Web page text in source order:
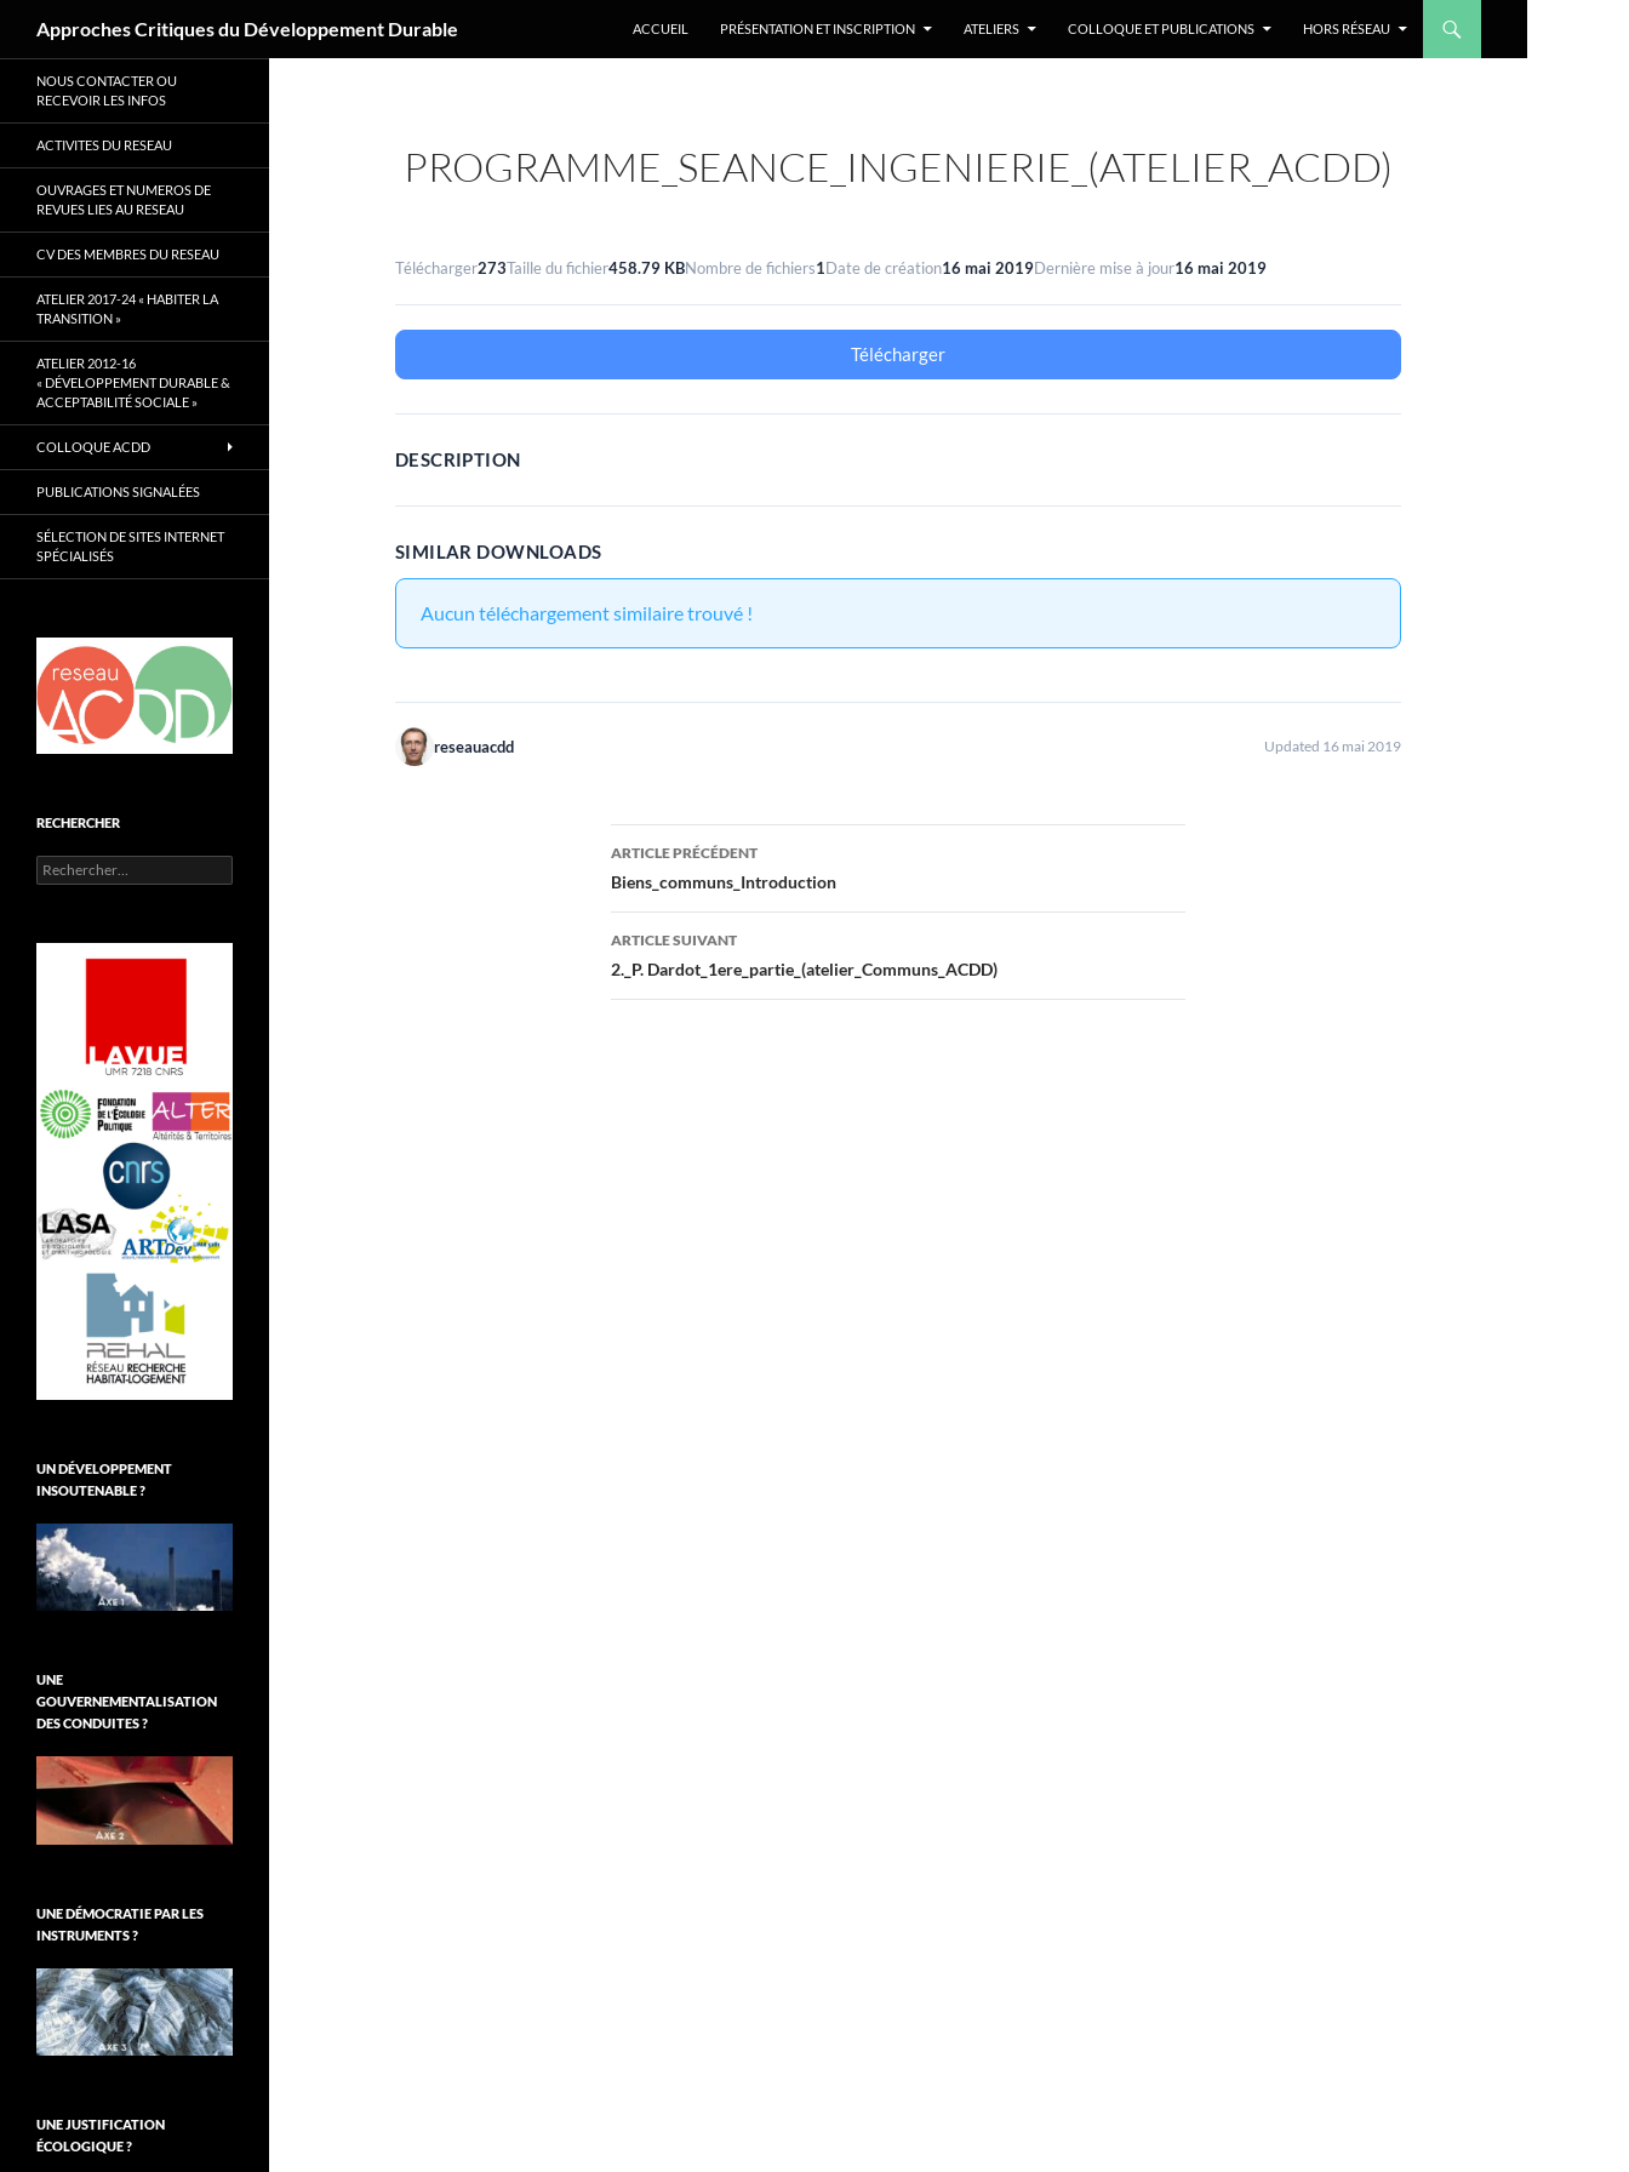
Aller
contenu
Approches Critiques du Développement Durable ACCUEIL PRÉSENTATION ET INSCRIPTION ATELIERS COLLOQUE ET PUBLICATIONS HORS RÉSEAU
PROGRAMME_SEANCE_INGENIERIE_(ATELIER_ACDD)
Télécharger273Taille du fichier458.79 KBNombre de fichiers1Date de création16 mai 2019Dernière mise à jour16 mai 2019
Télécharger
DESCRIPTION
SIMILAR DOWNLOADS
Aucun téléchargement similaire trouvé !
reseauacdd Updated 16 mai 2019
Navigation
des
articles
ARTICLE PRÉCÉDENT
Biens_communs_Introduction
ARTICLE SUIVANT
2._P. Dardot_1ere_partie_(atelier_Communs_ACDD)
NOUS CONTACTER OU
RECEVOIR LES INFOS
ACTIVITES DU RESEAU
OUVRAGES ET NUMEROS DE
REVUES LIES AU RESEAU
CV DES MEMBRES DU RESEAU
ATELIER 2017-24 « HABITER LA
TRANSITION »
ATELIER 2012-16
« DÉVELOPPEMENT DURABLE &
ACCEPTABILITÉ SOCIALE »
COLLOQUE ACDD
PUBLICATIONS SIGNALÉES
SÉLECTION DE SITES INTERNET
SPÉCIALISÉS
RECHERCHER
Rechercher :
UN DÉVELOPPEMENT
INSOUTENABLE ?
UNE
GOUVERNEMENTALISATION
DES CONDUITES ?
UNE DÉMOCRATIE PAR LES
INSTRUMENTS ?
UNE JUSTIFICATION
ÉCOLOGIQUE ?